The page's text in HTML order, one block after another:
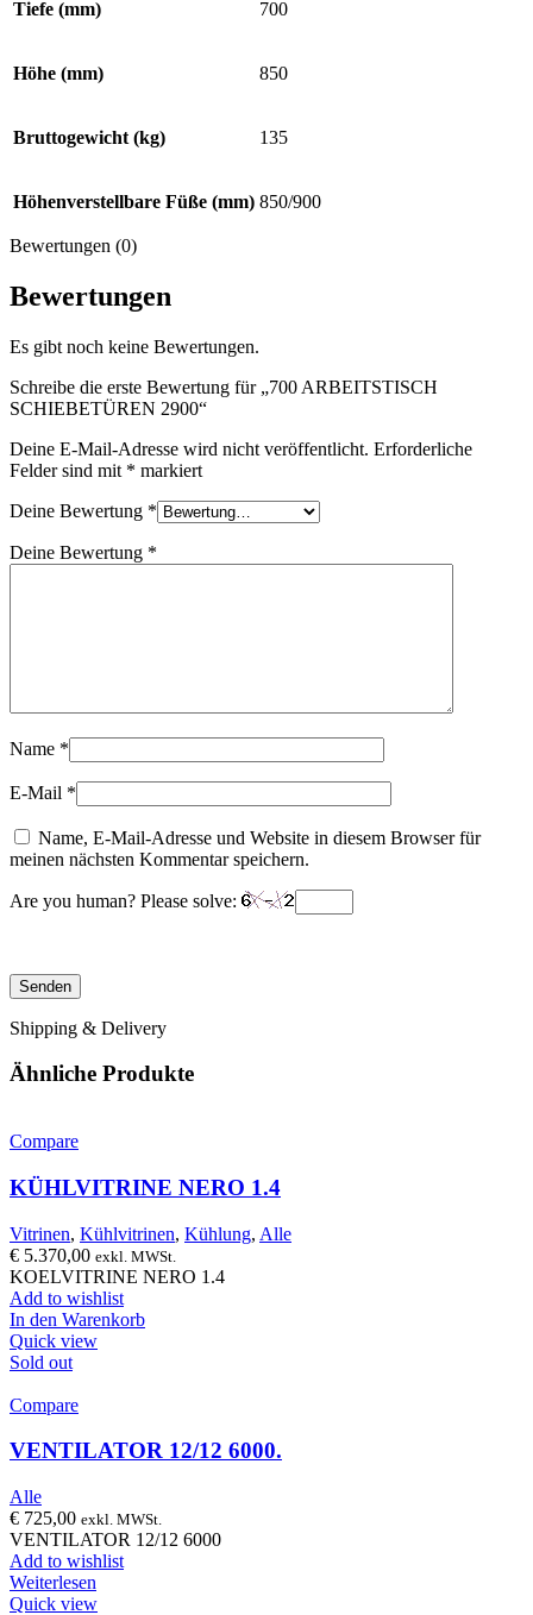
Tiefe (mm) 700
Höhe (mm) 850
Bruttogewicht (kg) 135
Höhenverstellbare Füße (mm) 850/900
Bewertungen (0)
Bewertungen
Es gibt noch keine Bewertungen.
Schreibe die erste Bewertung für „700 ARBEITSTISCH
SCHIEBETÜREN 2900“
Deine E-Mail-Adresse wird nicht veröffentlicht. Erforderliche
Felder sind mit * markiert
Deine Bewertung *
Deine Bewertung *
Name *
E-Mail *
Name, E-Mail-Adresse und Website in diesem Browser für
meinen nächsten Kommentar speichern.
Are you human? Please solve:
Shipping & Delivery
Ähnliche Produkte
Compare
KÜHLVITRINE NERO 1.4
Vitrinen, Kühlvitrinen, Kühlung, Alle
€ 5.370,00 exkl. MWSt.
KOELVITRINE NERO 1.4
Add to wishlist
In den Warenkorb
Quick view
Sold out
Compare
VENTILATOR 12/12 6000.
Alle
€ 725,00 exkl. MWSt.
VENTILATOR 12/12 6000
Add to wishlist
Weiterlesen
Quick view